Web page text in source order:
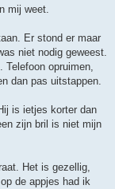
mij weet.
Er stond er maar
niet nodig geweest.
Telefoon opruimen,
dan pas uitstappen.
is ietjes korter dan
zijn bril is niet mijn
Het is gezellig,
de appjes had ik